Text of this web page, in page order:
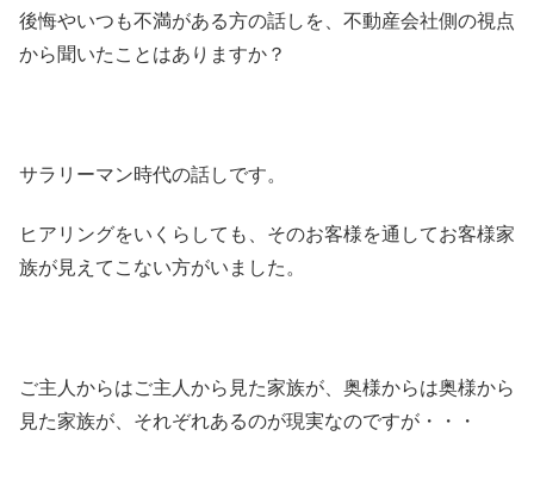
後悔やいつも不満がある方の話しを、不動産会社側の視点
から聞いたことはありますか？
サラリーマン時代の話しです。
ヒアリングをいくらしても、そのお客様を通してお客様家
族が見えてこない方がいました。
ご主人からはご主人から見た家族が、奥様からは奥様から
見た家族が、それぞれあるのが現実なのですが・・・